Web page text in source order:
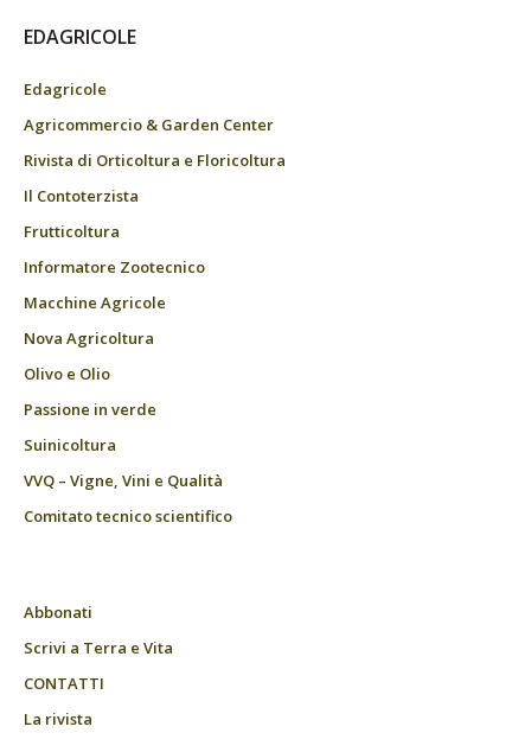
EDAGRICOLE
Edagricole
Agricommercio & Garden Center
Rivista di Orticoltura e Floricoltura
Il Contoterzista
Frutticoltura
Informatore Zootecnico
Macchine Agricole
Nova Agricoltura
Olivo e Olio
Passione in verde
Suinicoltura
VVQ – Vigne, Vini e Qualità
Comitato tecnico scientifico
Abbonati
Scrivi a Terra e Vita
CONTATTI
La rivista